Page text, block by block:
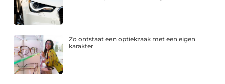
Zo ontstaat een optiekzaak met een eigen
karakter